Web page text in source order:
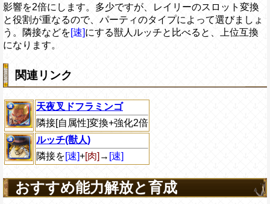
影響を2倍にします。多少ですが、レイリーのスロット変換
と役割が重なるので、パーティのタイプによって選びましょ
う。隣接などを[速]にする獣人ルッチと比べると、上位互換
になります。
関連リンク
天夜叉ドフラミンゴ
隣接[自属性]変換+強化2倍
ルッチ(獣人)
隣接を[速]+[肉] → [速]
おすすめ能力解放と育成